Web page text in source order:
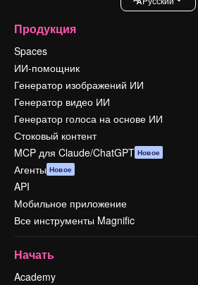
Продукция
Spaces
ИИ-помощник
Генератор изображений ИИ
Генератор видео ИИ
Генератор голоса на основе ИИ
Стоковый контент
MCP для Claude/ChatGPT Новое
Агенты Новое
API
Мобильное приложение
Все инструменты Magnific
Начать
Academy